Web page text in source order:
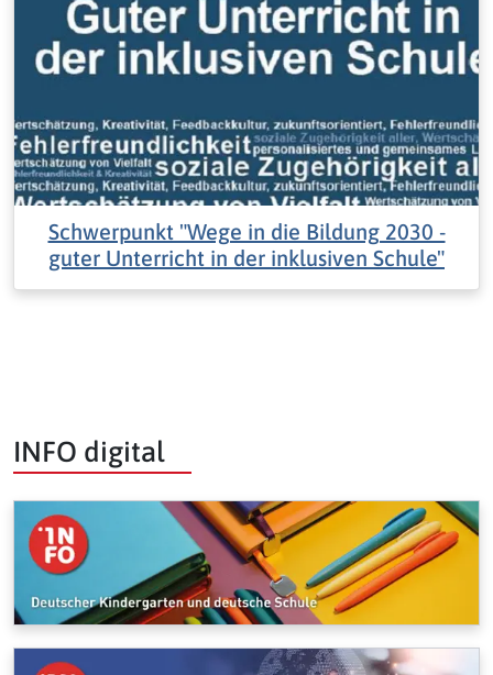
Schwerpunkt "Wege in die Bildung 2030 -
guter Unterricht in der inklusiven Schule"
INFO digital